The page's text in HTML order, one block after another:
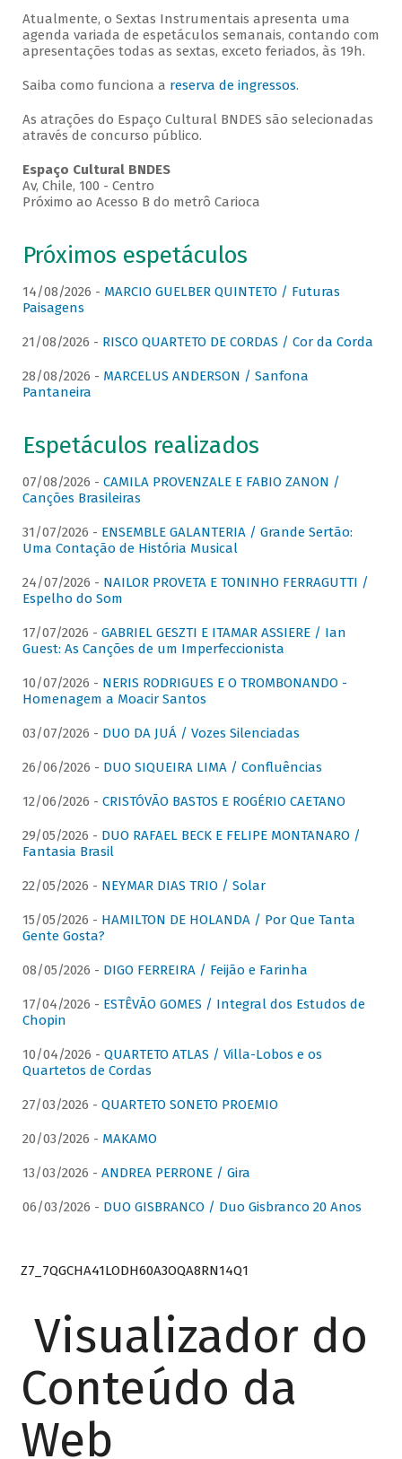
Atualmente, o Sextas Instrumentais apresenta uma
agenda variada de espetáculos semanais, contando com
apresentações todas as sextas, exceto feriados, às 19h.
Saiba como funciona a reserva de ingressos.
As atrações do Espaço Cultural BNDES são selecionadas
através de concurso público.
Espaço Cultural BNDES
Av, Chile, 100 - Centro
Próximo ao Acesso B do metrô Carioca
Próximos espetáculos
14/08/2026 - MARCIO GUELBER QUINTETO / Futuras
Paisagens
21/08/2026 - RISCO QUARTETO DE CORDAS / Cor da Corda
28/08/2026 - MARCELUS ANDERSON / Sanfona
Pantaneira
Espetáculos realizados
07/08/2026 - CAMILA PROVENZALE E FABIO ZANON /
Canções Brasileiras
31/07/2026 - ENSEMBLE GALANTERIA / Grande Sertão:
Uma Contação de História Musical
24/07/2026 - NAILOR PROVETA E TONINHO FERRAGUTTI /
Espelho do Som
17/07/2026 - GABRIEL GESZTI E ITAMAR ASSIERE / Ian
Guest: As Canções de um Imperfeccionista
10/07/2026 - NERIS RODRIGUES E O TROMBONANDO -
Homenagem a Moacir Santos
03/07/2026 - DUO DA JUÁ / Vozes Silenciadas
26/06/2026 - DUO SIQUEIRA LIMA / Confluências
12/06/2026 - CRISTÓVÃO BASTOS E ROGÉRIO CAETANO
29/05/2026 - DUO RAFAEL BECK E FELIPE MONTANARO /
Fantasia Brasil
22/05/2026 - NEYMAR DIAS TRIO / Solar
15/05/2026 - HAMILTON DE HOLANDA / Por Que Tanta
Gente Gosta?
08/05/2026 - DIGO FERREIRA / Feijão e Farinha
17/04/2026 - ESTÊVÃO GOMES / Integral dos Estudos de
Chopin
10/04/2026 - QUARTETO ATLAS / Villa-Lobos e os
Quartetos de Cordas
27/03/2026 - QUARTETO SONETO PROEMIO
20/03/2026 - MAKAMO
13/03/2026 - ANDREA PERRONE / Gira
06/03/2026 - DUO GISBRANCO / Duo Gisbranco 20 Anos
Z7_7QGCHA41LODH60A3OQA8RN14Q1
Visualizador do
Conteúdo da
Web